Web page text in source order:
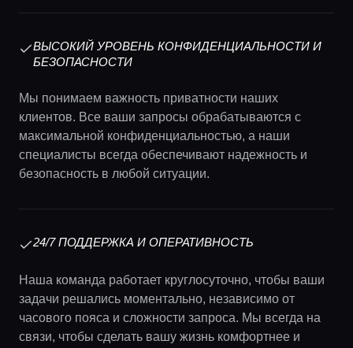
ВЫСОКИЙ УРОВЕНЬ КОНФИДЕНЦИАЛЬНОСТИ И
БЕЗОПАСНОСТИ
Мы понимаем важность приватности наших
клиентов. Все ваши запросы обрабатываются с
максимальной конфиденциальностью, а наши
специалисты всегда обеспечивают надежность и
безопасность в любой ситуации.
24/7 ПОДДЕРЖКА И ОПЕРАТИВНОСТЬ
Наша команда работает круглосуточно, чтобы ваши
задачи решались моментально, независимо от
часового пояса и сложности запроса. Мы всегда на
связи, чтобы сделать вашу жизнь комфортнее и